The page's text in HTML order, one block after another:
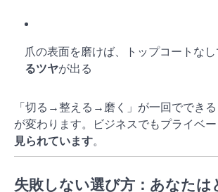
爪の表面を磨けば、トップコートなし
るツヤが出る
「切る→整える→磨く」が一回ででき
が変わります。ビジネスでもプライベー
見られています。
失敗しない選び方：あなたは